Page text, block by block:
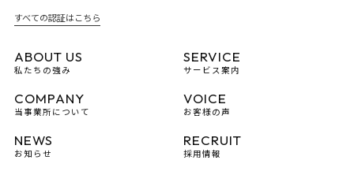
すべての認証はこちら
ABOUT US
私たちの強み
SERVICE
サービス案内
COMPANY
当事業所について
VOICE
お客様の声
NEWS
お知らせ
RECRUIT
採用情報